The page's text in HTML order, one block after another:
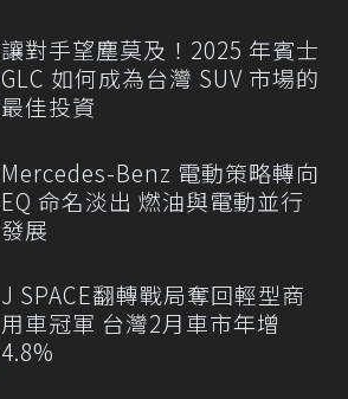
讓對手望塵莫及！2025 年賓士
GLC 如何成為台灣 SUV 市場的
最佳投資
Mercedes-Benz 電動策略轉向
EQ 命名淡出 燃油與電動並行
發展
J SPACE翻轉戰局奪回輕型商
用車冠軍 台灣2月車市年增
4.8%